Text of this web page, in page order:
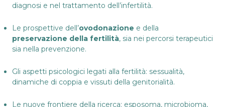
diagnosi e nel trattamento dell’infertilità.
Le prospettive dell’ovodonazione e della
preservazione della fertilità, sia nei percorsi terapeutici
sia nella prevenzione.
Gli aspetti psicologici legati alla fertilità: sessualità,
dinamiche di coppia e vissuti della genitorialità.
Le nuove frontiere della ricerca: esposoma, microbioma,